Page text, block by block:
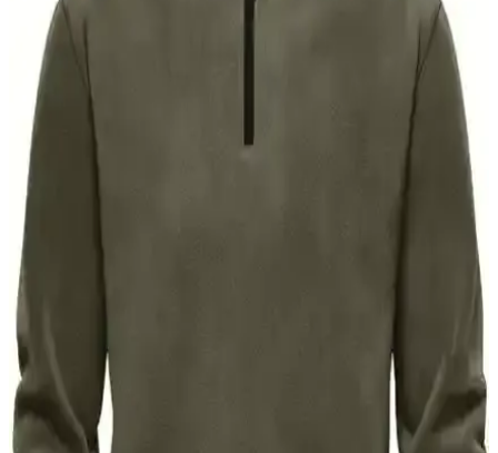
Erkek Giyiminde Medyada Sık Görülen Ancak
Gerçekte Nadir Kullanılan Parçalar
Medya ve popüler kültürde sıkça karşılaşılan bazı erkek giyim
parçaları, gerçek hayatta nadiren kullanılır. Bu fark, moda temsili ile
gerçek kullanım alışkanlıkları arasındaki farklılıkları gösterir.
Yeni Başlayanlar İçin Erkek Giyiminde Doğru
Adımlar ve Stil Oluşturma Rehberi
Erkek giyiminde doğru seçimler, terzilik, renk uyumu ve gardırop
planlamasıyla şık ve konforlu stil oluşturmanın yolları
anlatılmaktadır.
Orta Fiyatlı Erkek Giyim Markaları: Tasarım ve
Kalite Dengesi Üzerine Detaylı İnceleme
Orta fiyat segmentindeki erkek giyim markaları, minimalist ve retro
tasarımlar sunarken kalite ve işlevselliği dengeliyor. Japon ve
Avrupa markaları teknik ve sade ürünlerle öne çıkıyor.